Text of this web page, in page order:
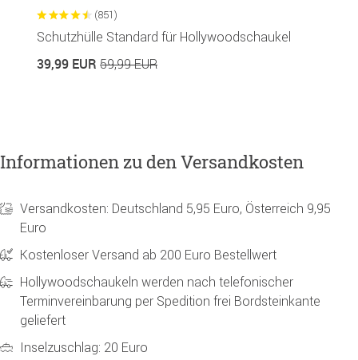
(851)
Schutzhülle Standard für Hollywoodschaukel
39,99 EUR 59,99 EUR
Informationen zu den Versandkosten
Versandkosten: Deutschland 5,95 Euro, Österreich 9,95
Euro
Kostenloser Versand ab 200 Euro Bestellwert
Hollywoodschaukeln werden nach telefonischer
Terminvereinbarung per Spedition frei Bordsteinkante
geliefert
Inselzuschlag: 20 Euro